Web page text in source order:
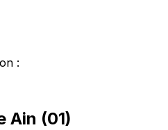
:
Ain (01)